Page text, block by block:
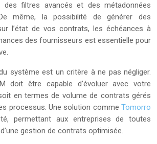
des filtres avancés et des métadonnées
même, la possibilité de générer des
l’état de vos contrats, les échéances à
des fournisseurs est essentielle pour
système est un critère à ne pas négliger.
doit être capable d’évoluer avec votre
en termes de volume de contrats gérés
processus. Une solution comme Tomorro
permettant aux entreprises de toutes
gestion de contrats optimisée.